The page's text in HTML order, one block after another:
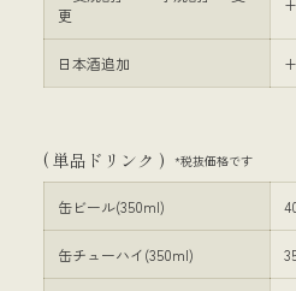
更
日本酒追加
( 単品ドリンク ) *税抜価格です
缶ビール(350ml)
缶チューハイ(350ml)